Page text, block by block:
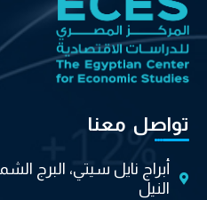
تواصل معنا
أبراج نايل سيتي، البرج
النيل